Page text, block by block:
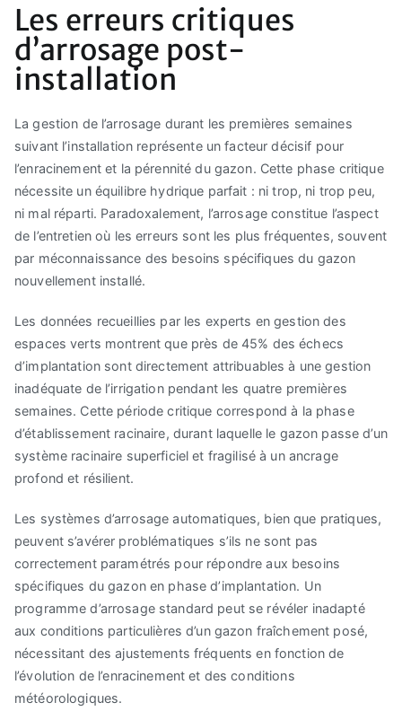
Les erreurs critiques
d’arrosage post-
installation
La gestion de l’arrosage durant les premières semaines
suivant l’installation représente un facteur décisif pour
l’enracinement et la pérennité du gazon. Cette phase critique
nécessite un équilibre hydrique parfait : ni trop, ni trop peu,
ni mal réparti. Paradoxalement, l’arrosage constitue l’aspect
de l’entretien où les erreurs sont les plus fréquentes, souvent
par méconnaissance des besoins spécifiques du gazon
nouvellement installé.
Les données recueillies par les experts en gestion des
espaces verts montrent que près de 45% des échecs
d’implantation sont directement attribuables à une gestion
inadéquate de l’irrigation pendant les quatre premières
semaines. Cette période critique correspond à la phase
d’établissement racinaire, durant laquelle le gazon passe d’un
système racinaire superficiel et fragilisé à un ancrage
profond et résilient.
Les systèmes d’arrosage automatiques, bien que pratiques,
peuvent s’avérer problématiques s’ils ne sont pas
correctement paramétrés pour répondre aux besoins
spécifiques du gazon en phase d’implantation. Un
programme d’arrosage standard peut se révéler inadapté
aux conditions particulières d’un gazon fraîchement posé,
nécessitant des ajustements fréquents en fonction de
l’évolution de l’enracinement et des conditions
météorologiques.